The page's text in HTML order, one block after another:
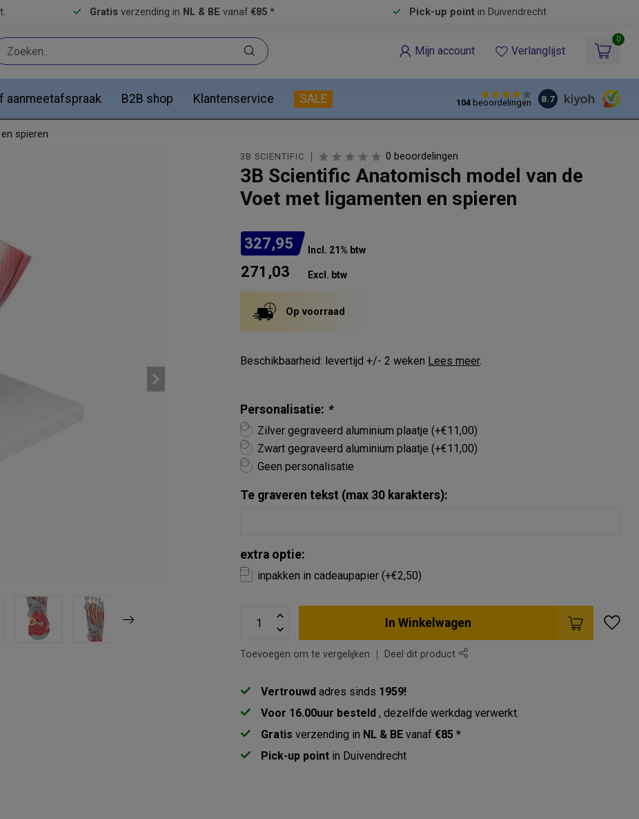
Gratis verzending in NL & BE vanaf €85 * Pick-up pointin Duivendrecht
Mijn account Verlanglijst
0
aanmeetafspraak B2B shop Klantenservice SALE 104beoordelingen 8.7
spieren
3B SCIENTIFIC 0 beoordelingen
3B Scientific Anatomisch model van de
Voet met ligamenten en spieren
327,95 Incl. 21% btw
271,03 Excl. btw
Op voorraad
Beschikbaarheid: levertijd +/- 2 weken Lees meer.
Personalisatie: *
Zilver gegraveerd aluminium plaatje (+€11,00)
Zwart gegraveerd aluminium plaatje (+€11,00)
Geen personalisatie
Te graveren tekst (max 30 karakters):
extra optie:
inpakken in cadeaupapier (+€2,50)
In Winkelwagen
Toevoegen om te vergelijken Deel dit product
Vertrouwd adres sinds 1959!
Voor 16.00uur besteld, dezelfde werkdag verwerkt.
Gratis verzending in NL & BE vanaf€85 *
Pick-up point in Duivendrecht